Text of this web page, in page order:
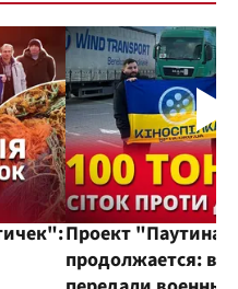
Проект "Паутина"
продолжается: